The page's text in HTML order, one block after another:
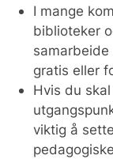
I mange
biblioteker
samarbeide
gratis eller
Hvis du
viktig å